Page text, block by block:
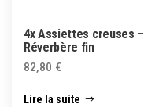
4x Assiettes creuses –
Réverbère fin
82,80 €
Lire la suite